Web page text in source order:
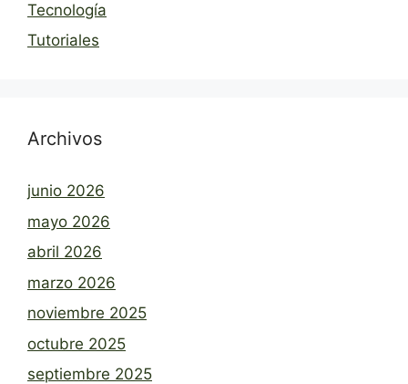
Tecnología
Tutoriales
Archivos
junio 2026
mayo 2026
abril 2026
marzo 2026
noviembre 2025
octubre 2025
septiembre 2025